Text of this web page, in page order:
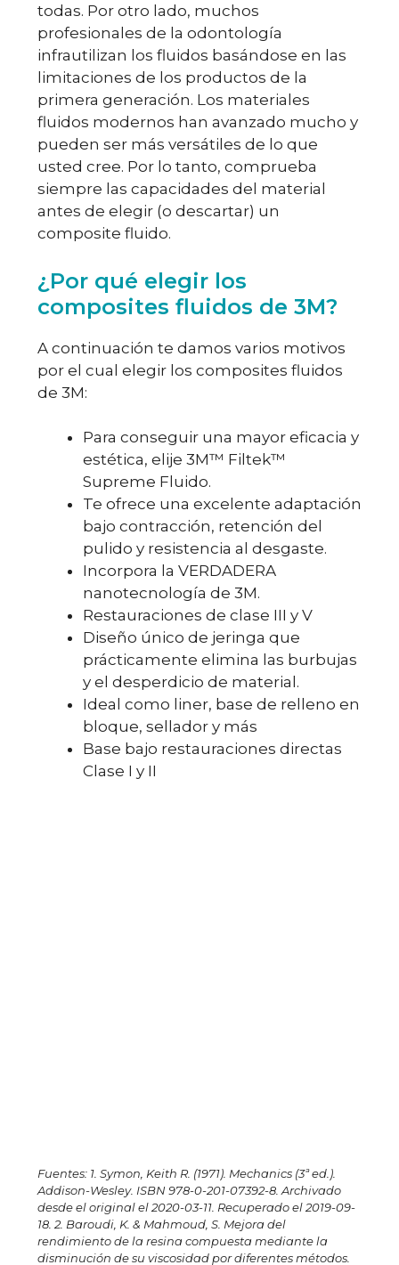
todas. Por otro lado, muchos
profesionales de la odontología
infrautilizan los fluidos basándose en las
limitaciones de los productos de la
primera generación. Los materiales
fluidos modernos han avanzado mucho y
pueden ser más versátiles de lo que
usted cree. Por lo tanto, comprueba
siempre las capacidades del material
antes de elegir (o descartar) un
composite fluido.
¿Por qué elegir los
composites fluidos de 3M?
A continuación te damos varios motivos
por el cual elegir los composites fluidos
de 3M:
Para conseguir una mayor eficacia y
estética, elije 3M™ Filtek™
Supreme Fluido.
Te ofrece una excelente adaptación
bajo contracción, retención del
pulido y resistencia al desgaste.
Incorpora la VERDADERA
nanotecnología de 3M.
Restauraciones de clase III y V
Diseño único de jeringa que
prácticamente elimina las burbujas
y el desperdicio de material.
Ideal como liner, base de relleno en
bloque, sellador y más
Base bajo restauraciones directas
Clase I y II
Fuentes: 1. Symon, Keith R. (1971). Mechanics (3ª ed.).
Addison-Wesley. ISBN 978-0-201-07392-8. Archivado
desde el original el 2020-03-11. Recuperado el 2019-09-
18. 2. Baroudi, K. & Mahmoud, S. Mejora del
rendimiento de la resina compuesta mediante la
disminución de su viscosidad por diferentes métodos.